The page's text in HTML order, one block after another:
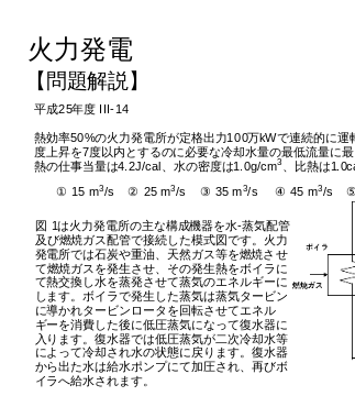
火力発電
平成25年度 III-14
熱効率50%の火力発電所が定格出力100万kWで連続的に運
度上昇を7度以内 とするのに必要な冷却水量の最低流量に
熱の仕事当量は4.2J/cal 、水の密度は1.0g/cm3 、比熱は
① 15 m3/s ② 25 m3/s ③ 35 m3/s ④ 45 m3/s ⑤
【問題解説】
図 1は火力発電所の主な構成機器を水-蒸気配管
及び燃焼ガス配管で接続した模式図です。火力
発電所では石炭や重油、天然ガス等を燃焼させ
て燃焼ガスを発生させ、その発生熱をボイラに
て熱交換し水を蒸発させて蒸気のエネルギーに
します。ボイラで発生した蒸気は蒸気タービン
に導かれタービンロータを回転させてエネル
ギーを消費した後に低圧蒸気になって復水器に
入ります。復水器では低圧蒸気が二次冷却水等
によって冷却され水の状態に戻 ります。復水器
から出た水は給水ポンプにて加圧され、再びボ
イラへ給水されます。